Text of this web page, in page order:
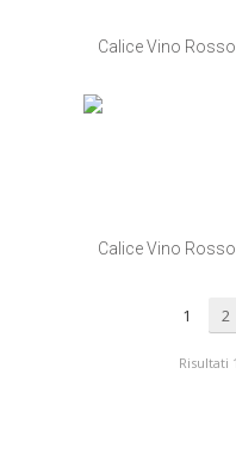
Calice Vino Rosso
Calice Vino Rosso
1 2
Risultati